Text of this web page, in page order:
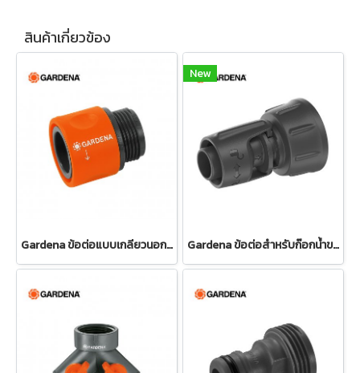
สินค้าเกี่ยวข้อง
Gardena ข้อต่อแบบเกลียวนอก ขนาด 26.5 มม. (3/4") (02917-20)
New
Gardena ข้อต่อสำหรับก๊อกน้ำขนาด 13 มม. (1/2") – เกลียว 3/4" (13222-20)